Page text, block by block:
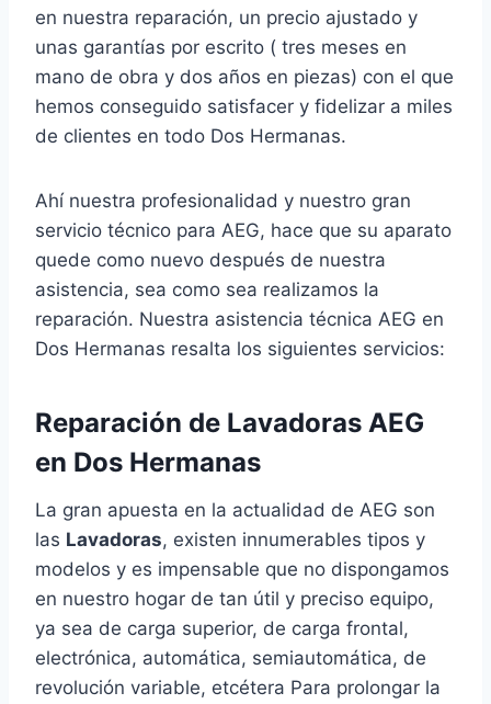
en nuestra reparación, un precio ajustado y
unas garantías por escrito ( tres meses en
mano de obra y dos años en piezas) con el que
hemos conseguido satisfacer y fidelizar a miles
de clientes en todo Dos Hermanas.
Ahí nuestra profesionalidad y nuestro gran
servicio técnico para AEG, hace que su aparato
quede como nuevo después de nuestra
asistencia, sea como sea realizamos la
reparación. Nuestra asistencia técnica AEG en
Dos Hermanas resalta los siguientes servicios:
Reparación de Lavadoras AEG
en Dos Hermanas
La gran apuesta en la actualidad de AEG son
las Lavadoras, existen innumerables tipos y
modelos y es impensable que no dispongamos
en nuestro hogar de tan útil y preciso equipo,
ya sea de carga superior, de carga frontal,
electrónica, automática, semiautomática, de
revolución variable, etcétera Para prolongar la